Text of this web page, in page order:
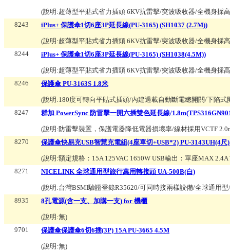
(說明:超薄型平貼式省力插頭 6KV抗雷擊/突波吸收器/全機身採
8243
iPlus+ 保護傘1切6座3P延長線(PU-3165) (SH1037 (2.7M))
(說明:超薄型平貼式省力插頭 6KV抗雷擊/突波吸收器/全機身採
8244
iPlus+ 保護傘1切6座3P延長線(PU-3165) (SH1038(4.5M))
(說明:超薄型平貼式省力插頭 6KV抗雷擊/突波吸收器/全機身採
8246
保護傘 PU-3163S 1.8米
(說明:180度可轉向平貼式插頭/內建過載自動斷電總開關/下陷
8247
群加 PowerSync 防雷擊一開六插雙色延長線/
(說明:防雷擊裝置，保護電器降低電器損壞率/線材採用VCTF
8270
保護傘快易充USB智慧充電組(4座單切+USB*2) PU-3143UH(4尺
(說明:額定規格：15A 125VAC 1650W USB輸出：單座MAX
8271
NICELINK 全球通用型旅行萬用轉接頭 UA-500B(白)
(說明:台灣BSMI驗證登錄R35620/可同時接兩樣設備/全球通用
8935
8孔電源(含一支、加購一支) for 機櫃
(說明:無)
9701
保護傘保護傘6切6插(3P) 15A PU-3665 4.5M
(說明:無)